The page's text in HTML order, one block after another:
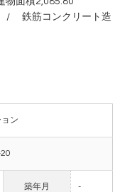
筋コンクリート造
ン
築年月 -